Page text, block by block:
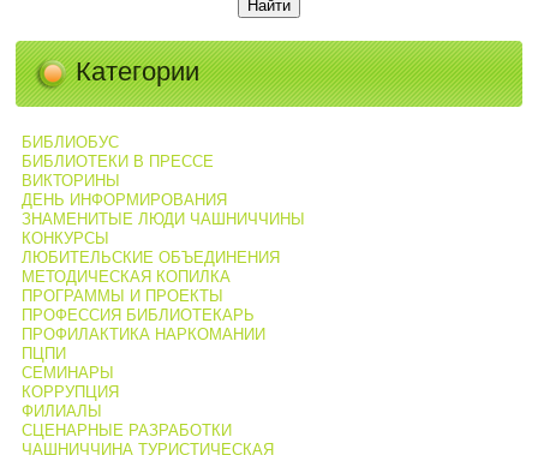
Категории
БИБЛИОБУС
БИБЛИОТЕКИ В ПРЕССЕ
ВИКТОРИНЫ
ДЕНЬ ИНФОРМИРОВАНИЯ
ЗНАМЕНИТЫЕ ЛЮДИ ЧАШНИЧЧИНЫ
КОНКУРСЫ
ЛЮБИТЕЛЬСКИЕ ОБЪЕДИНЕНИЯ
МЕТОДИЧЕСКАЯ КОПИЛКА
ПРОГРАММЫ И ПРОЕКТЫ
ПРОФЕССИЯ БИБЛИОТЕКАРЬ
ПРОФИЛАКТИКА НАРКОМАНИИ
ПЦПИ
СЕМИНАРЫ
КОРРУПЦИЯ
ФИЛИАЛЫ
СЦЕНАРНЫЕ РАЗРАБОТКИ
ЧАШНИЧЧИНА ТУРИСТИЧЕСКАЯ